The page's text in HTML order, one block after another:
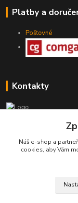
Platby a
Poštovné
Kontakty
Náš e-shop a
cookies, aby Vám